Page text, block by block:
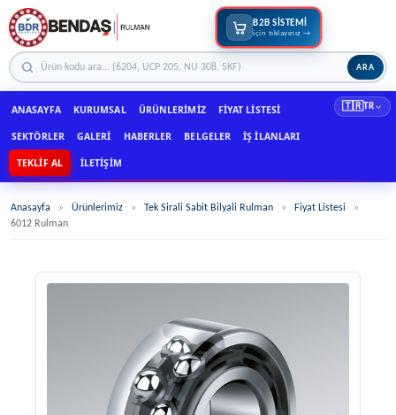
ARA
B2B SİSTEMİ
için tıklayınız →
ANASAYFA KURUMSAL ÜRÜNLERIMIZ FIYAT LISTESI
SEKTÖRLER GALERI HABERLER BELGELER İŞ İLANLARI
TEKLIF AL İLETIŞIM
🇹🇷TR
Anasayfa » Ürünlerimiz » Tek Sirali Sabit Bilyali Rulman » Fiyat Listesi
»
6012 Rulman